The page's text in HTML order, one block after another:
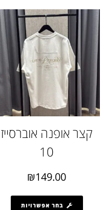
קצר אופנה אוברסייז
10
₪149.00
בחר אפשרויות